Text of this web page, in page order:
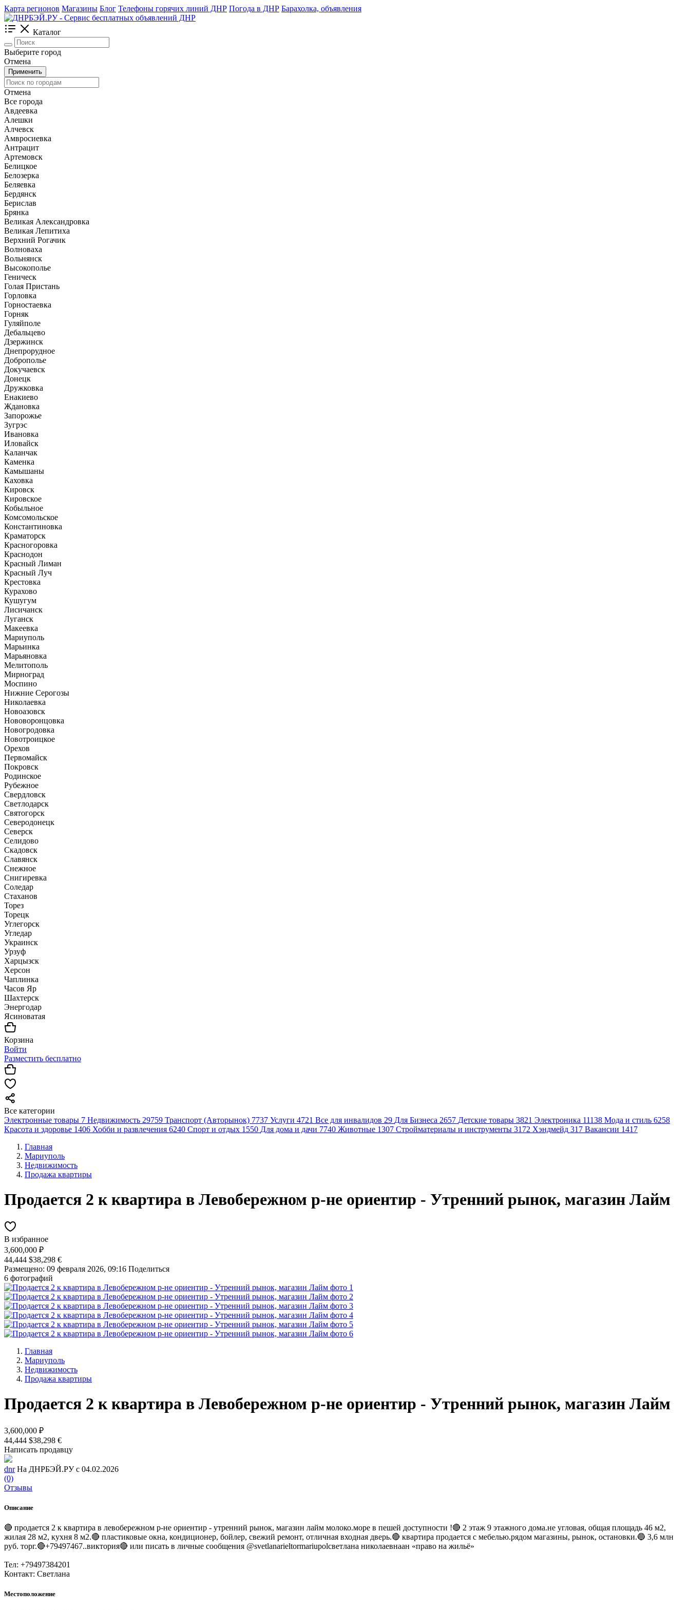
Карта регионов Магазины Блог Телефоны горячих линий ДНР Погода в ДНР Барахолка, объявления
Каталог
Выберите город
Отмена
Применить
Отмена
Все города
Авдеевка
Алешки
Алчевск
Амвросиевка
Антрацит
Артемовск
Белицкое
Белозерка
Беляевка
Бердянск
Берислав
Брянка
Великая Александровка
Великая Лепитиха
Верхний Рогачик
Волноваха
Вольнянск
Высокополье
Геническ
Голая Пристань
Горловка
Горностаевка
Горняк
Гуляйполе
Дебальцево
Дзержинск
Днепрорудное
Доброполье
Докучаевск
Донецк
Дружковка
Енакиево
Ждановка
Запорожье
Зугрэс
Ивановка
Иловайск
Каланчак
Каменка
Камышаны
Каховка
Кировск
Кировское
Кобыльное
Комсомольское
Константиновка
Краматорск
Красногоровка
Краснодон
Красный Лиман
Красный Луч
Крестовка
Курахово
Кушугум
Лисичанск
Луганск
Макеевка
Мариуполь
Марьинка
Марьяновка
Мелитополь
Мирноград
Моспино
Нижние Серогозы
Николаевка
Новоазовск
Нововоронцовка
Новогродовка
Новотроицкое
Орехов
Первомайск
Покровск
Родинское
Рубежное
Свердловск
Светлодарск
Святогорск
Северодонецк
Северск
Селидово
Скадовск
Славянск
Снежное
Снигиревка
Соледар
Стаханов
Торез
Торецк
Углегорск
Угледар
Украинск
Урзуф
Харцызск
Херсон
Чаплинка
Часов Яр
Шахтерск
Энергодар
Ясиноватая
Корзина
Войти
Разместить бесплатно
Все категории
Электронные товары 7 Недвижимость 29759 Транспорт (Авторынок) 7737 Услуги 4721 Все для инвалидов 29 Для Бизнеса 2657 Детские товары 3821 Электроника 11138 Мода и стиль 6258
Красота и здоровье 1406 Хобби и развлечения 6240 Спорт и отдых 1550 Для дома и дачи 7740 Животные 1307 Стройматериалы и инструменты 3172 Хэндмейд 317 Вакансии 1417
Главная
Мариуполь
Недвижимость
Продажа квартиры
Продается 2 к квартира в Левобережном р-не ориентир - Утренний рынок, магазин Лайм
В избранное
3,600,000 ₽
44,444 $38,298 €
Размещено: 09 февраля 2026, 09:16 Поделиться
6 фотографий
Главная
Мариуполь
Недвижимость
Продажа квартиры
Продается 2 к квартира в Левобережном р-не ориентир - Утренний рынок, магазин Лайм
3,600,000 ₽
44,444 $38,298 €
Написать продавцу
dnr На ДНРБЭЙ.РУ с 04.02.2026
(0)
Отзывы
Описание
🔴 продается 2 к квартира в левобережном р-не ориентир - утренний рынок, магазин лайм молоко.море в пешей доступности !🔴 2 этаж 9 этажного дома.не угловая, общая площадь 46 м2,
жилая 28 м2, кухня 8 м2.🔴 пластиковые окна, кондиционер, бойлер, свежий ремонт, отличная входная дверь.🔴 квартира продается с мебелью.рядом магазины, рынок, остановки.🔵 3,6 млн
руб. торг.🔴+79497467..виктория🔴 или писать в личные сообщения @svetlanarieltormariupolсветлана николаевнаан «право на жильё»
Тел: +79497384201
Контакт: Светлана
Местоположение